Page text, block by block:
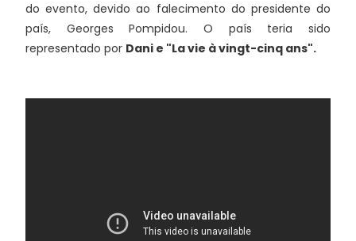
do evento, devido ao falecimento do presidente do
país, Georges Pompidou. O país teria sido
representado por Dani e "La vie à vingt-cinq ans".